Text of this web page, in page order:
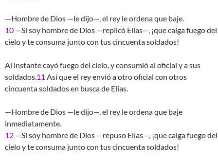
—Hombre de Dios —le dijo—, el rey le ordena que baje.
10 —Si soy hombre de Dios —replicó Elías—, ¡que caiga fuego del
cielo y te consuma junto con tus cincuenta soldados!
Al instante cayó fuego del cielo, y consumió al oficial y a sus
soldados.11 Así que el rey envió a otro oficial con otros
cincuenta soldados en busca de Elías.
—Hombre de Dios —le dijo—, el rey le ordena que baje
inmediatamente.
12 —Si soy hombre de Dios —repuso Elías—, ¡que caiga fuego del
cielo y te consuma junto con tus cincuenta soldados!